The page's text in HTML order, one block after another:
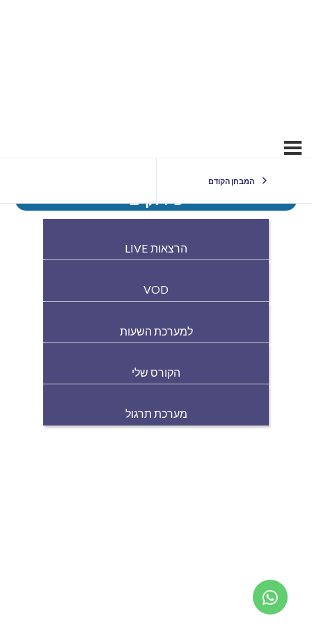
המבחן הקודם
פירוקים
הרצאות LIVE
VOD
למערכת השעות
הקורס שלי
מערכת תרגול